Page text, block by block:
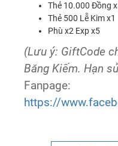
Thẻ 10.000 Đồng
Thẻ 500 Lễ Kim x1
Phù x2 Exp x5
(Lưu ý: GiftCode
Băng Kiếm. Hạn
Fanpage:
https://